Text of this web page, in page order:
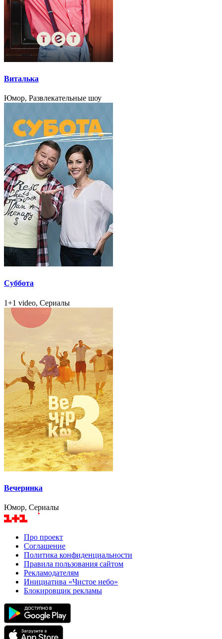
Виталька
Юмор, Развлекательные шоу
Суббота
1+1 video, Сериалы
Вечеринка
Юмор, Сериалы
Про проект
Соглашение
Политика конфиденциальности
Правила пользования сайтом
Рекламодателям
Инициатива «Чистое небо»
Блокировщик рекламы